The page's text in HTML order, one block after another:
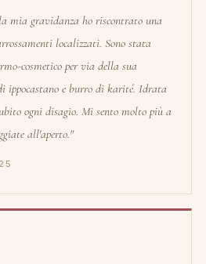
mia gravidanza ho riscontrato una
localizzati. Sono stata
cosmetico per via della sua
ippocastano e burro di karité. Idrata
ogni disagio. Mi sento molto più a
all'aperto."